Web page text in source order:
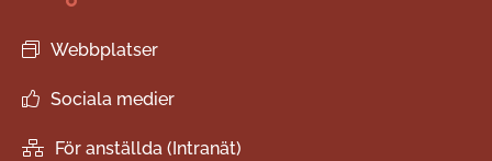
Webbplatser
Sociala medier
För anställda (Intranät)